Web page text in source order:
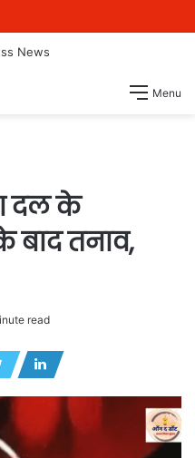
Menu
दल के
बाद तनाव,
read